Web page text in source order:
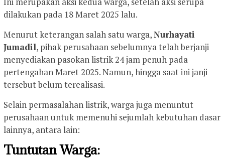
dilakukan pada 18 Maret 2025 lalu.
Menurut keterangan salah satu warga,Nurhayati
Jumadil, pihak perusahaan sebelumnya telah berjanji
menyediakan pasokan listrik 24 jam penuh pada
pertengahan Maret 2025. Namun, hingga saat ini janji
tersebut belum terealisasi.
Selain permasalahan listrik, warga juga menuntut
perusahaan untuk memenuhi sejumlah kebutuhan dasar
lainnya, antara lain:
Tuntutan Warga: